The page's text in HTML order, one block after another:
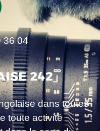
36 04
dans toutes
toute activité